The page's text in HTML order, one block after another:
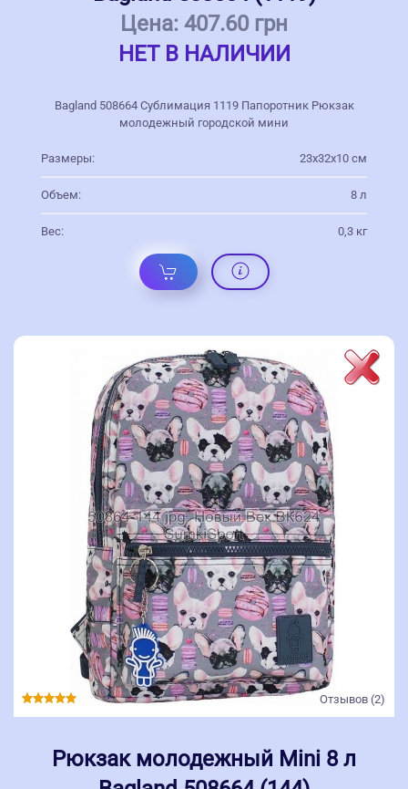
Цена: 407.60 грн
НЕТ В НАЛИЧИИ
Bagland 508664 Сублимация 1119 Папоротник Рюкзак
молодежный городской мини
Размеры: 23х32х10 см
Объем: 8 л
Вес: 0,3 кг
Отзывов (2)
Рюкзак молодежный Mini 8 л